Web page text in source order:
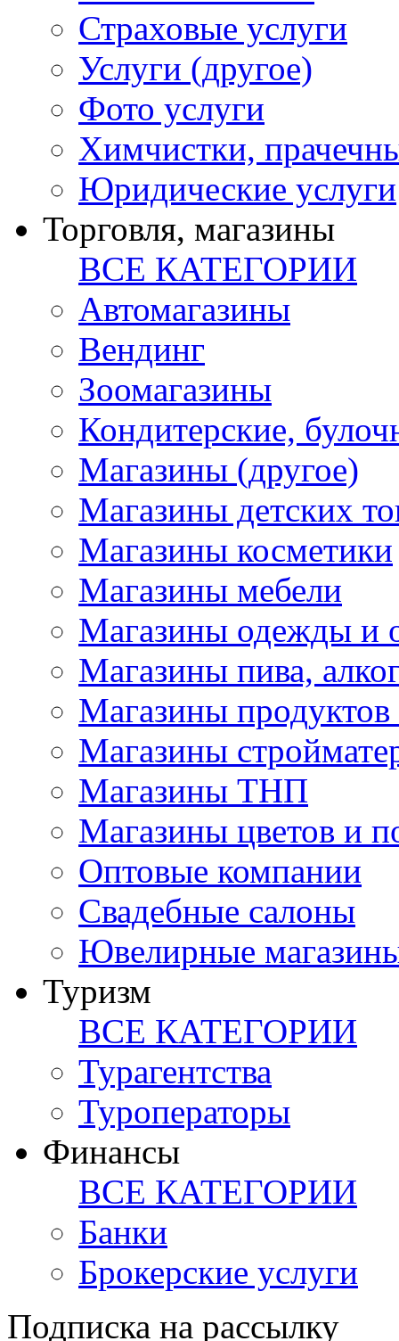
Страховые услуги
Услуги (другое)
Фото услуги
Химчистки,
Юридические услуги
Торговля, магазины
ВСЕ КАТЕГОРИИ
Автомагазины
Вендинг
Зоомагазины
Кондитерские,
Магазины (другое)
Магазины детских
Магазины косметики
Магазины мебели
Магазины одежды и
Магазины пива,
Магазины продуктов
Магазины
Магазины ТНП
Магазины цветов и
Оптовые компании
Свадебные салоны
Ювелирные
Туризм
ВСЕ КАТЕГОРИИ
Турагентства
Туроператоры
Финансы
ВСЕ КАТЕГОРИИ
Банки
Брокерские услуги
Подписка на рассылку